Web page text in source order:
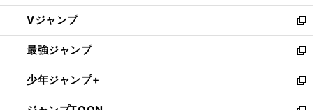
ウ
ィ
ン
ド
ウ
で
開
し
い
ウ
ィ
ン
ド
ウ
Vジャンプ
新
し
い
ウ
ィ
ン
最強ジャンプ
新
し
い
ウ
少年ジャンプ+
新
し